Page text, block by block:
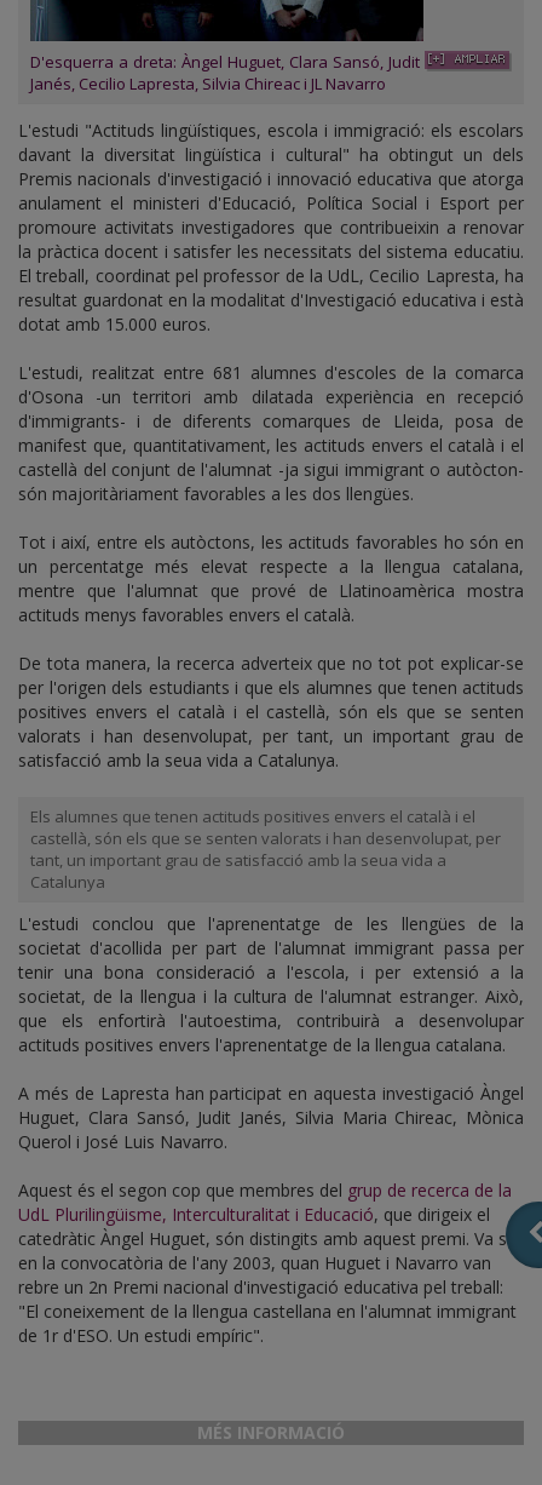
D'esquerra a dreta: Àngel Huguet, Clara Sansó, Judit
Janés, Cecilio Lapresta, Silvia Chireac i JL Navarro
L'estudi "Actituds lingüístiques, escola i immigració: els escolars
davant la diversitat lingüística i cultural" ha obtingut un dels
Premis nacionals d'investigació i innovació educativa que atorga
anulament el ministeri d'Educació, Política Social i Esport per
promoure activitats investigadores que contribueixin a renovar
la pràctica docent i satisfer les necessitats del sistema educatiu.
El treball, coordinat pel professor de la UdL, Cecilio Lapresta, ha
resultat guardonat en la modalitat d'Investigació educativa i està
dotat amb 15.000 euros.
L'estudi, realitzat entre 681 alumnes d'escoles de la comarca
d'Osona -un territori amb dilatada experiència en recepció
d'immigrants- i de diferents comarques de Lleida, posa de
manifest que, quantitativament, les actituds envers el català i el
castellà del conjunt de l'alumnat -ja sigui immigrant o autòcton-
són majoritàriament favorables a les dos llengües.
Tot i així, entre els autòctons, les actituds favorables ho són en
un percentatge més elevat respecte a la llengua catalana,
mentre que l'alumnat que prové de Llatinoamèrica mostra
actituds menys favorables envers el català.
De tota manera, la recerca adverteix que no tot pot explicar-se
per l'origen dels estudiants i que els alumnes que tenen actituds
positives envers el català i el castellà, són els que se senten
valorats i han desenvolupat, per tant, un important grau de
satisfacció amb la seua vida a Catalunya.
Els alumnes que tenen actituds positives envers el català i el
castellà, són els que se senten valorats i han desenvolupat, per
tant, un important grau de satisfacció amb la seua vida a
Catalunya
L'estudi conclou que l'aprenentatge de les llengües de la
societat d'acollida per part de l'alumnat immigrant passa per
tenir una bona consideració a l'escola, i per extensió a la
societat, de la llengua i la cultura de l'alumnat estranger. Això,
que els enfortirà l'autoestima, contribuirà a desenvolupar
actituds positives envers l'aprenentatge de la llengua catalana.
A més de Lapresta han participat en aquesta investigació Àngel
Huguet, Clara Sansó, Judit Janés, Silvia Maria Chireac, Mònica
Querol i José Luis Navarro.
Aquest és el segon cop que membres del grup de recerca de la
UdL Plurilingüisme, Interculturalitat i Educació, que dirigeix el
catedràtic Àngel Huguet, són distingits amb aquest premi. Va ser
en la convocatòria de l'any 2003, quan Huguet i Navarro van
rebre un 2n Premi nacional d'investigació educativa pel treball:
"El coneixement de la llengua castellana en l'alumnat immigrant
de 1r d'ESO. Un estudi empíric".
MÉS INFORMACIÓ